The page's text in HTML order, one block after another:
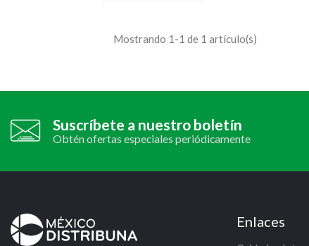
Mostrando 1-1 de 1 artículo(s)
Suscríbete a nuestro boletín
Obtén ofertas especiales periódicamente
Enlaces